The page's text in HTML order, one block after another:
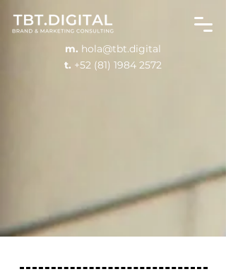
m. hola@tbt.digital
t. +52 (81) 1984 2572